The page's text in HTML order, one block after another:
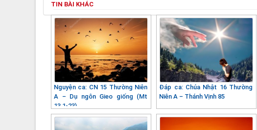
TIN BÀI KHÁC
Nguyện ca: CN 15 Thường Niên
A – Dụ ngôn Gieo giống (Mt
13,1-23)
Đáp ca: Chúa Nhật 16 Thường
Niên A – Thánh Vịnh 85